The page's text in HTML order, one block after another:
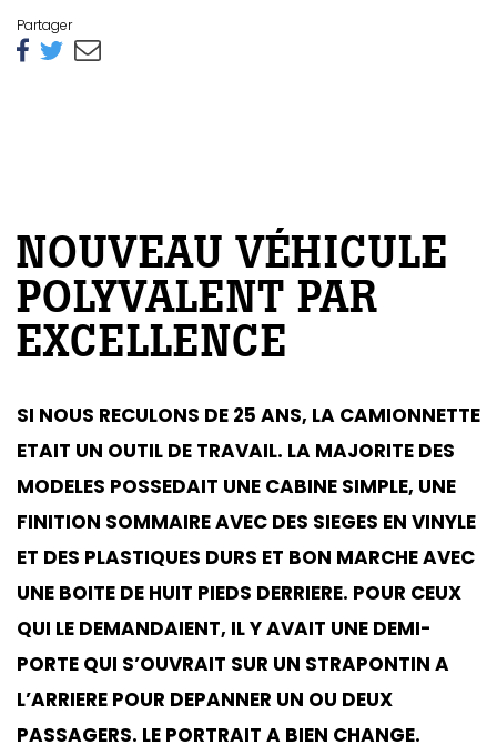
Partager
NOUVEAU VÉHICULE
POLYVALENT PAR
EXCELLENCE
SI NOUS RECULONS DE 25 ANS, LA CAMIONNETTE
ETAIT UN OUTIL DE TRAVAIL. LA MAJORITE DES
MODELES POSSEDAIT UNE CABINE SIMPLE, UNE
FINITION SOMMAIRE AVEC DES SIEGES EN VINYLE
ET DES PLASTIQUES DURS ET BON MARCHE AVEC
UNE BOITE DE HUIT PIEDS DERRIERE. POUR CEUX
QUI LE DEMANDAIENT, IL Y AVAIT UNE DEMI-
PORTE QUI S’OUVRAIT SUR UN STRAPONTIN A
L’ARRIERE POUR DEPANNER UN OU DEUX
PASSAGERS. LE PORTRAIT A BIEN CHANGE.